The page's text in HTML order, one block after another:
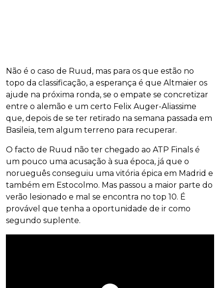
Não é o caso de Ruud, mas para os que estão no
topo da classificação, a esperança é que Altmaier os
ajude na próxima ronda, se o empate se concretizar
entre o alemão e um certo Felix Auger-Aliassime
que, depois de se ter retirado na semana passada em
Basileia, tem algum terreno para recuperar.
O facto de Ruud não ter chegado ao ATP Finals é
um pouco uma acusação à sua época, já que o
norueguês conseguiu uma vitória épica em Madrid e
também em Estocolmo. Mas passou a maior parte do
verão lesionado e mal se encontra no top 10. É
provável que tenha a oportunidade de ir como
segundo suplente.